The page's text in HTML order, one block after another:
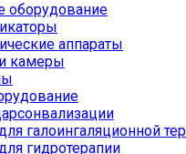
оборудование
аппараты
камеры
галоингаляционной
гидротерапии